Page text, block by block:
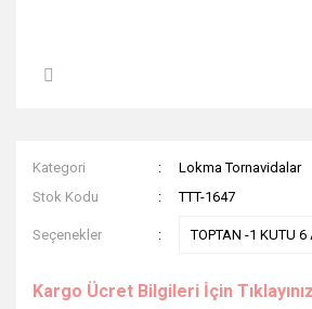
Kategori
Lokma Tornavidalar
Stok Kodu
TTT-1647
Seçenekler TOPTAN -1 KUTU
Kargo Ücret Bilgileri İçin